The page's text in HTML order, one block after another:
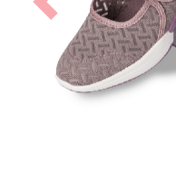
Predchádzajúci